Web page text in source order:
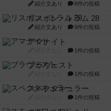
紹介文あり 8件の投稿
リスボン・トラム 28
紹介文あり 9件の投稿
アマナイト
1件の投稿
ブラヴェスト
1件の投稿
スペクタキュラー
1件の投稿